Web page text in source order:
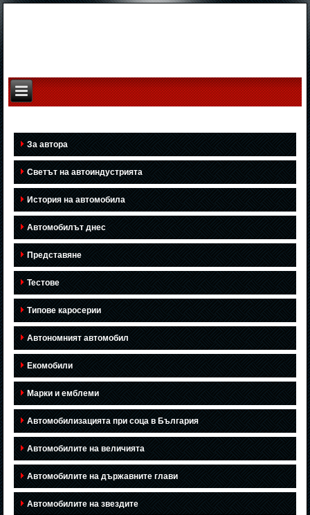
За автора
Светът на автоиндустрията
История на автомобила
Автомобилът днес
Представяне
Тестове
Типове каросерии
Автономният автомобил
Екомобили
Марки и емблеми
Автомобилизацията при соца в България
Автомобилите на величията
Автомобилите на държавните глави
Автомобилите на звездите